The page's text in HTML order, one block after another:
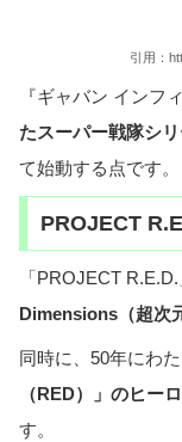
引用：
『ギャバン インフ
たスーパー戦隊シ
て始動する点です。
PROJECT
「PROJECT R.E.D.
Dimensions（超次
同時に、50年にわ
（RED）」のヒー
す。